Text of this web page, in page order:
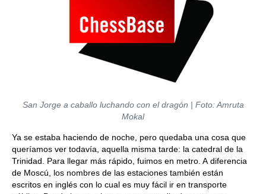
San Jorge a caballo luchando con el dragón | Foto: Amruta
Mokal
Ya se estaba haciendo de noche, pero quedaba una cosa que
queríamos ver todavía, aquella misma tarde: la catedral de la
Trinidad. Para llegar más rápido, fuimos en metro. A diferencia
de Moscú, los nombres de las estaciones también están
escritos en inglés con lo cual es muy fácil ir en transporte